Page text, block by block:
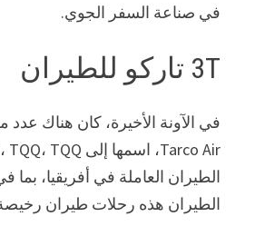
في صناعة السفر الجوي.
3T تاركو للطيران
الطيران العاملة في أفريقيا،
الطيران هذه رحلات طيران